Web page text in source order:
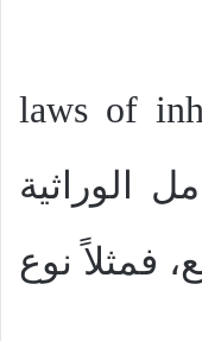
laws of
الوراثية
فمثلاً نوع